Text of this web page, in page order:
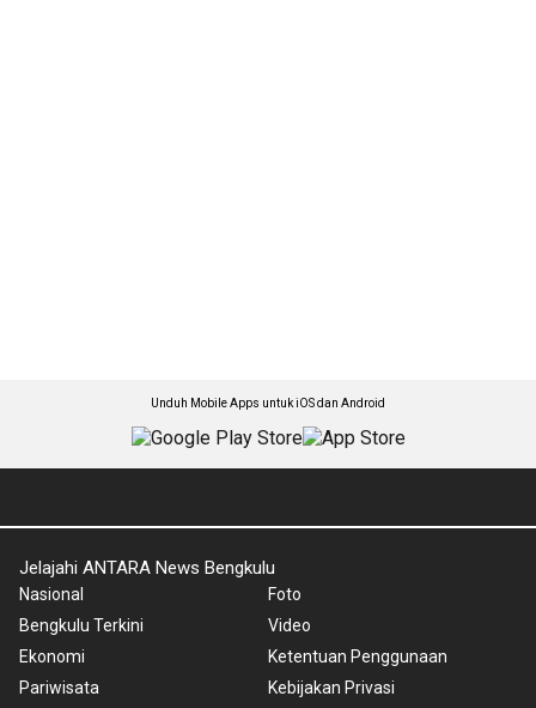
Unduh Mobile Apps untuk iOS dan Android
Jelajahi ANTARA News Bengkulu
Nasional
Bengkulu Terkini
Ekonomi
Pariwisata
Foto
Video
Ketentuan Penggunaan
Kebijakan Privasi